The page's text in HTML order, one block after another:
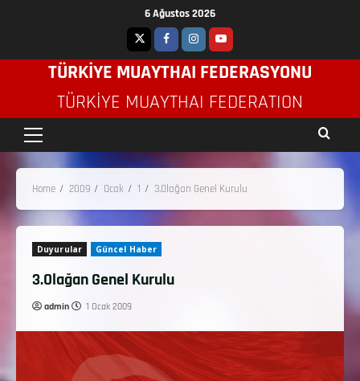
6 Ağustos 2026
TÜRKİYE MUAYTHAI FEDERASYONU
TÜRKIYE MUAYTHAI FEDERATION
Home 2009 Ocak 1 3.Olağan Genel Kurulu
Duyurular Güncel Haber
3.Olağan Genel Kurulu
admin 1 Ocak 2009